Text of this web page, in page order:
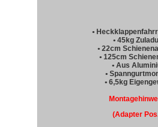
•
• 45kg
• 22cm
• 125cm
• Aus
•
• 6,5kg
(Adapter